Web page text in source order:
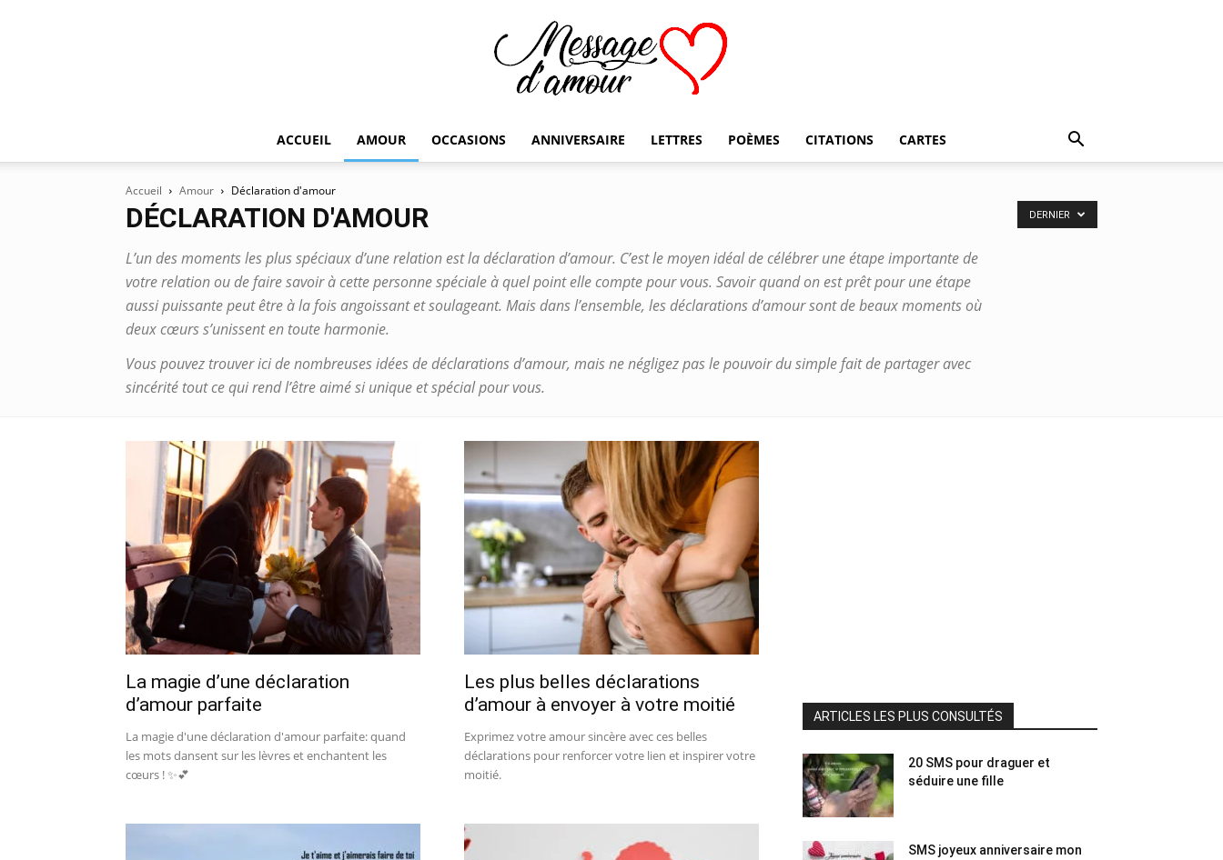
Message
d'amour
ACCUEIL AMOUR OCCASIONS ANNIVERSAIRE LETTRES POÈMES CITATIONS CARTES
Accueil Amour Déclaration d'amour
DÉCLARATION D'AMOUR
L’un des moments les plus spéciaux d’une relation est la déclaration d’amour. C’est le moyen idéal de célébrer une étape importante de
votre relation ou de faire savoir à cette personne spéciale à quel point elle compte pour vous. Savoir quand on est prêt pour une étape
aussi puissante peut être à la fois angoissant et soulageant. Mais dans l’ensemble, les déclarations d’amour sont de beaux moments où
deux cœurs s’unissent en toute harmonie.
Vous pouvez trouver ici de nombreuses idées de déclarations d’amour, mais ne négligez pas le pouvoir du simple fait de partager avec
sincérité tout ce qui rend l’être aimé si unique et spécial pour vous.
DERNIER
La magie d’une déclaration
d’amour parfaite
La magie d'une déclaration d'amour parfaite: quand
les mots dansent sur les lèvres et enchantent les
cœurs ! ✨💕
Les plus belles déclarations
d’amour à envoyer à votre moitié
Exprimez votre amour sincère avec ces belles
déclarations pour renforcer votre lien et inspirer votre
moitié.
ARTICLES LES PLUS CONSULTÉS
20 SMS pour draguer et
séduire une fille
SMS joyeux anniversaire mon